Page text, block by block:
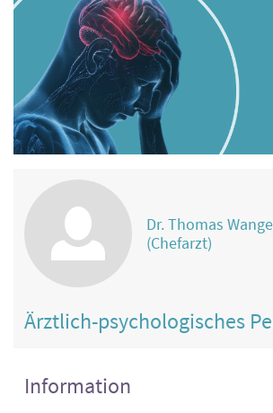
Dr. Thomas
(Chefarzt)
Ärztlich-psychologisches
Information